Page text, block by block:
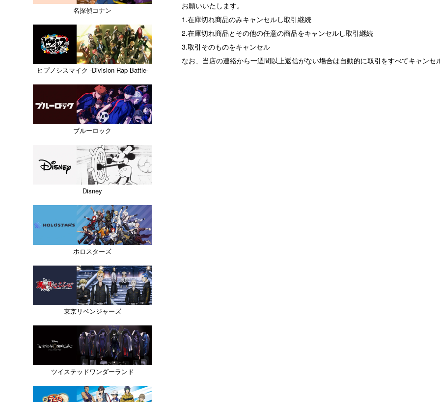
お願いいたします。
1.在庫切れ商品のみキャンセルし取引継続
2.在庫切れ商品とその他の任意の商品をキャンセルし取引継続
3.取引そのものをキャンセル
なお、当店の連絡から一週間以上返信がない場合は自動的に取引をすべてキャンセ
名探偵コナン
ヒプノシスマイク -Division Rap Battle-
ブルーロック
Disney
ホロスターズ
東京リベンジャーズ
ツイステッドワンダーランド